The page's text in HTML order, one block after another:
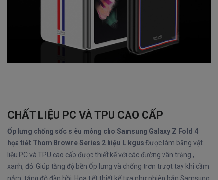
CHẤT LIỆU PC VÀ TPU CAO CẤP
Ốp lưng chống sốc siêu mỏng cho Samsung Galaxy Z Fold 4
họa tiết Thom Browne Series 2 hiệu Likgus Được làm bằng vật
liệu PC và TPU cao cấp được thiết kế với các đường vân trắng ,
xanh, đỏ. Giúp tăng độ bền Ốp lưng và chống trơn trượt tay khi cầm
nắm, tăng độ đàn hồi. Họa tiết thiết kế tựa như phiên bản Samsung